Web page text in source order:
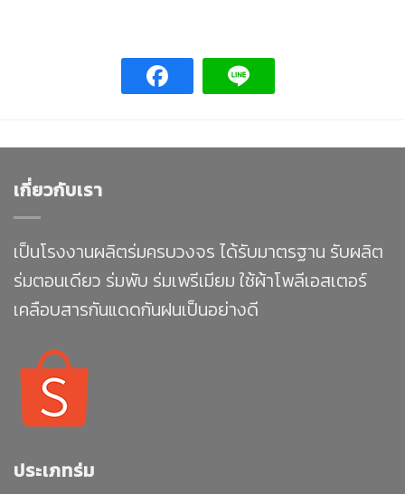
เกี่ยวกับเรา
เป็นโรงงานผลิตร่มครบวงจร ได้รับมาตรฐาน รับผลิต
ร่มตอนเดียว ร่มพับ ร่มเพรีเมียม ใช้ผ้าโพลีเอสเตอร์
เคลือบสารกันแดดกันฝนเป็นอย่างดี
ประเภทร่ม